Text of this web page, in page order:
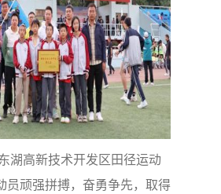
湖高新技术开发区田径运动
员顽强拼搏，奋勇争先，取得